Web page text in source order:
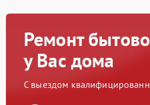
Ремонт
у Вас дома
С выездом